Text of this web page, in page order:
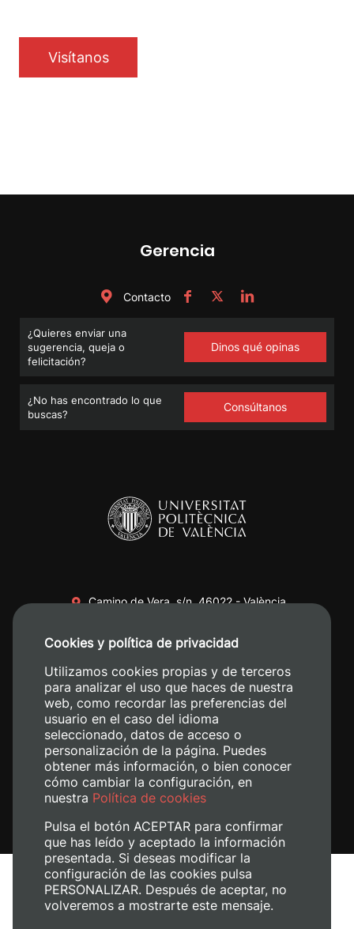
Visítanos
Gerencia
Contacto
¿Quieres enviar una
sugerencia, queja o
felicitación?
Dinos qué opinas
¿No has encontrado lo que
buscas?
Consúltanos
Camino de Vera, s/n. 46022 - València
+34 620 04 00 50
Aviso legal
Política de cookies
Cookies y política de privacidad
Utilizamos cookies propias y de terceros
para analizar el uso que haces de nuestra
web, como recordar las preferencias del
usuario en el caso del idioma
seleccionado, datos de acceso o
personalización de la página. Puedes
obtener más información, o bien conocer
cómo cambiar la configuración, en
nuestra Política de cookies
Pulsa el botón ACEPTAR para confirmar
que has leído y aceptado la información
presentada. Si deseas modificar la
configuración de las cookies pulsa
PERSONALIZAR. Después de aceptar, no
volveremos a mostrarte este mensaje.